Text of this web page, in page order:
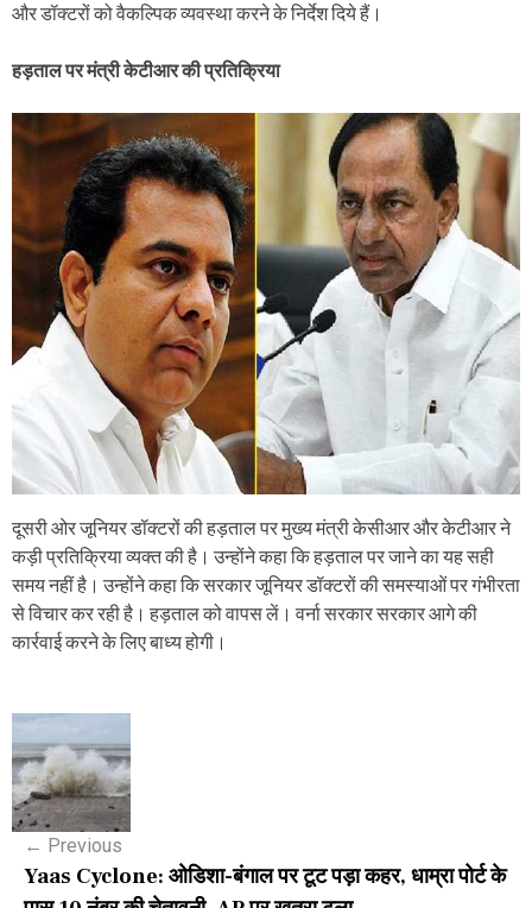
और डॉक्टरों को वैकल्पिक व्यवस्था करने के निर्देश दिये हैं।
हड़ताल पर मंत्री केटीआर की प्रतिक्रिया
दूसरी ओर जूनियर डॉक्टरों की हड़ताल पर मुख्य मंत्री केसीआर और केटीआर ने
कड़ी प्रतिक्रिया व्यक्त की है। उन्होंने कहा कि हड़ताल पर जाने का यह सही
समय नहीं है। उन्होंने कहा कि सरकार जूनियर डॉक्टरों की समस्याओं पर गंभीरता
से विचार कर रही है। हड़ताल को वापस लें। वर्ना सरकार सरकार आगे की
कार्रवाई करने के लिए बाध्य होगी।
P
o
s
← Previous
Yaas Cyclone: ओडिशा-बंगाल पर टूट पड़ा कहर, धाम्रा पोर्ट के